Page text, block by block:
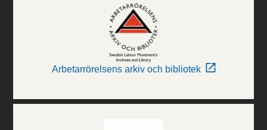
Arbetarrörelsens arkiv och bibliotek